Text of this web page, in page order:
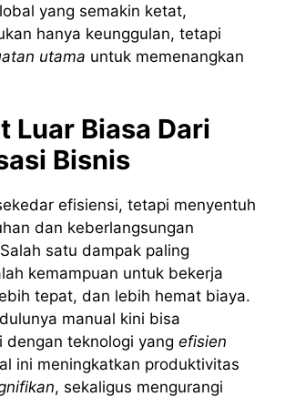
yang semakin ketat,
hanya keunggulan, tetapi
utama untuk memenangkan
Luar Biasa Dari
Bisnis
efisiensi, tetapi menyentuh
dan keberlangsungan
satu dampak paling
kemampuan untuk bekerja
tepat, dan lebih hemat biaya.
manual kini bisa
dengan teknologi yang efisien
ini meningkatkan produktivitas
, sekaligus mengurangi